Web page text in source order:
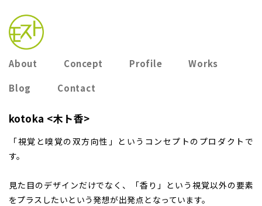
About Concept Profile
Works
Blog
Contact
kotoka <木ト香>
「視覚と嗅覚の双方向性」というコンセプトのプロダクトで
す。
見た目のデザインだけでなく、「香り」という視覚以外の要素
をプラスしたいという発想が出発点となっています。